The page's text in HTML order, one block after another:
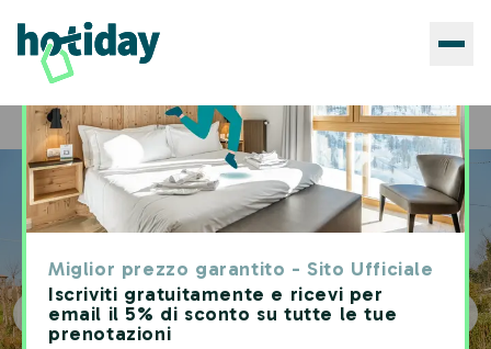
Miglior prezzo garantito - Sito Ufficiale
Iscriviti gratuitamente e ricevi per
email il 5% di sconto su tutte le tue
prenotazioni
Home Hotels Hotiday Peschiera Frassino